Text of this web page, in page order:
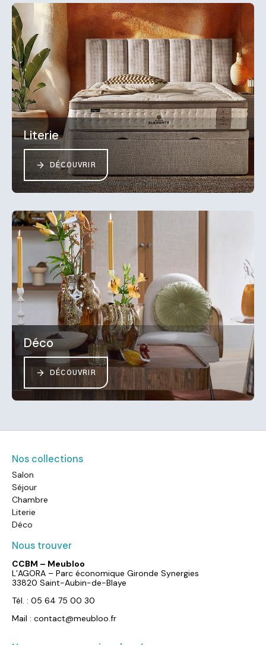
Literie
DÉCOUVRIR
Déco
DÉCOUVRIR
Nos collections
Salon
Séjour
Chambre
Literie
Déco
Nous trouver
CCBM – Meubloo
L’AGORA – Parc économique Gironde Synergies
33820 Saint-Aubin-de-Blaye
Tél. : 05 64 75 00 30
Mail : contact@meubloo.fr